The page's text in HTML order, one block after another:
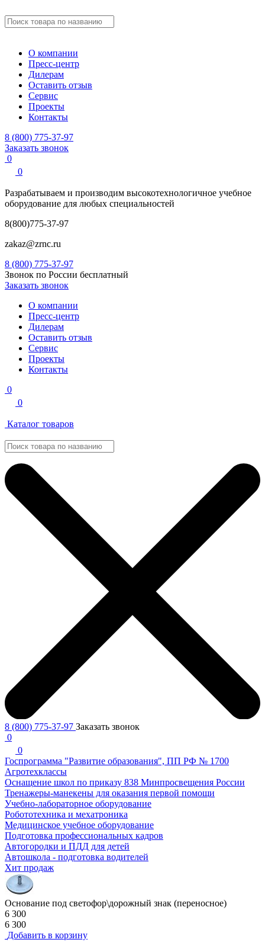
О компании
Пресс-центр
Дилерам
Оставить отзыв
Сервис
Проекты
Контакты
8 (800) 775-37-97
Заказать звонок
0
0
Разрабатываем и производим высокотехнологичное учебное
оборудование для любых специальностей
8(800)775-37-97
zakaz@zrnc.ru
8 (800) 775-37-97
Звонок по России бесплатный
Заказать звонок
О компании
Пресс-центр
Дилерам
Оставить отзыв
Сервис
Проекты
Контакты
0
0
Каталог товаров
8 (800) 775-37-97 Заказать звонок
0
0
Госпрограмма "Развитие образования", ПП РФ № 1700
Агротехклассы
Оснащение школ по приказу 838 Минпросвещения России
Тренажеры-манекены для оказания первой помощи
Учебно-лабораторное оборудование
Робототехника и мехатроника
Медицинское учебное оборудование
Подготовка профессиональных кадров
Автогородки и ПДД для детей
Автошкола - подготовка водителей
Хит продаж
Основание под светофор\дорожный знак (переносное)
6 300
6 300
Добавить в корзину